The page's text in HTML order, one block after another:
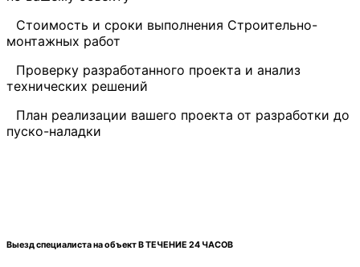
Стоимость и сроки выполнения Строительно-
монтажных работ
Проверку разработанного проекта и анализ
технических решений
План реализации вашего проекта от разработки до
пуско-наладки
Выезд специалиста на объект В ТЕЧЕНИЕ 24 ЧАСОВ